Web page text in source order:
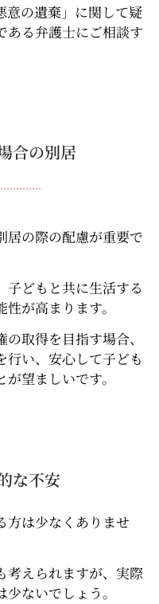
意の遺棄」に関して疑
ある弁護士にご相談す
合の別居
居の際の配慮が重要で
子どもと共に生活する
が高まります。
取得を目指す場合、
行い、安心して子ども
望ましいです。
な不安
方は少なくありませ
考えられますが、実際
ないでしょう。